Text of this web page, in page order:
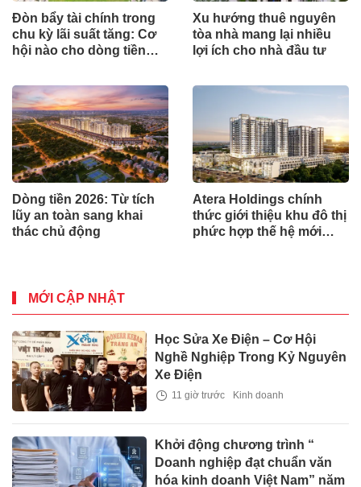
Đòn bẩy tài chính trong
chu kỳ lãi suất tăng: Cơ
hội nào cho dòng tiền
Xu hướng thuê nguyên
tòa nhà mang lại nhiều
lợi ích cho nhà đầu tư
Dòng tiền 2026: Từ tích
lũy an toàn sang khai
thác chủ động
Atera Holdings chính
thức giới thiệu khu đô thị
phức hợp thế hệ mới
MỚI CẬP NHẬT
Học Sửa Xe Điện – Cơ Hội
Nghề Nghiệp Trong Kỷ Nguyên
Xe Điện
11 giờ trước Kinh doanh
Khởi động chương trình “
Doanh nghiệp đạt chuẩn văn
hóa kinh doanh Việt Nam” năm